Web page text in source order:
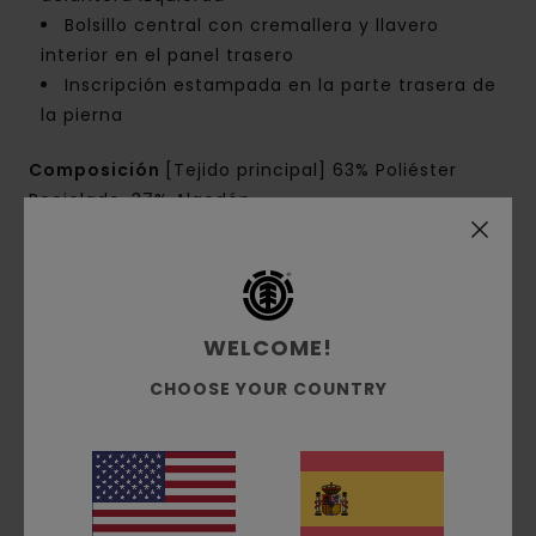
Bolsillo central con cremallera y llavero
interior en el panel trasero
Inscripción estampada en la parte trasera de
la pierna
Composición
[Tejido principal] 63% Poliéster
Reciclado, 37% Algodón
Envíos y Devoluciones
Pool Service
Reseñas de los clientes
WELCOME!
CHOOSE YOUR COUNTRY